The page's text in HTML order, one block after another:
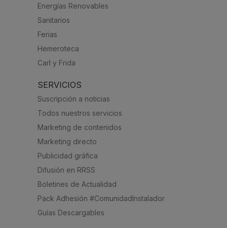
Energías Renovables
Sanitarios
Ferias
Hemeroteca
Carl y Frida
SERVICIOS
Suscripción a noticias
Todos nuestros servicios
Marketing de contenidos
Marketing directo
Publicidad gráfica
Difusión en RRSS
Boletines de Actualidad
Pack Adhesión #ComunidadInstalador
Guías Descargables